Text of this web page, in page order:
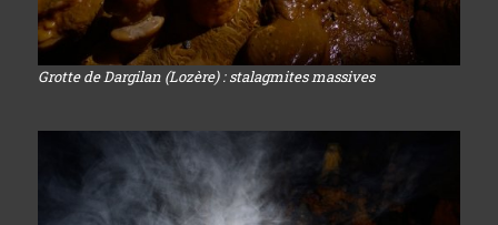
Grotte de Dargilan (Lozère) : stalagmites massives